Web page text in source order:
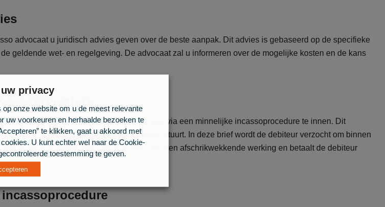
advocaat u juridisch advies geven over de beste aanpak. Dit advies is gebaseerd op de specifieke
geldende wet- en regelgeving. De advocaat zal u informeren over de mogelijke kosten en de kans
advocaat eerst proberen om de vordering via een minnelijke incassoprocedure te innen. Dit
u een officiële incassobrief naar de debiteur stuurt. In deze brief wordt de debiteur verzocht om binnen
heeft de tussenkomst van een advocaat een afschrikwekkende werking en betaalt de debiteur
privacy
op onze website om u de meest relevante
uw voorkeuren en herhaalde bezoeken te
te klikken, gaat u akkoord met
U kunt echter wel naar de Cookie-
toestemming te geven.